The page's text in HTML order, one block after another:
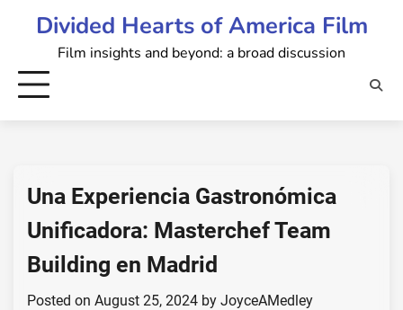
Divided Hearts of America Film
Film insights and beyond: a broad discussion
Una Experiencia Gastronómica
Unificadora: Masterchef Team
Building en Madrid
Posted on August 25, 2024 by JoyceAMedley